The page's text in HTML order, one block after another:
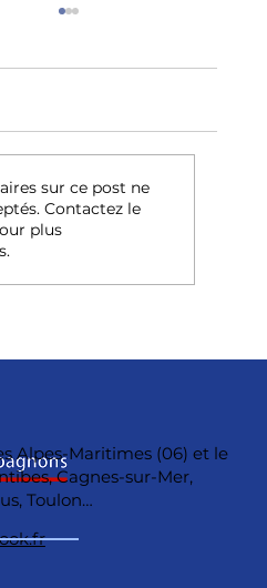
sur un chantier XXL
sur ce post ne
Contactez le
plus
Alpes-Maritimes (06) et le
Cagnes-sur-Mer,
Toulon…